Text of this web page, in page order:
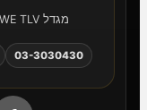
מגדל WE TLV, רחוב מנחם בגין 150, תל אביב-יפו
03-3030430